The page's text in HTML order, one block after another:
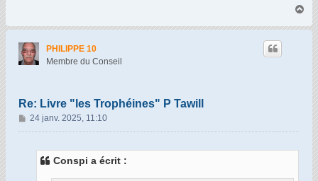
u
PHILIPPE 10
Membre du Conseil
Re: Livre "les Trophéines" P Tawill
M
e
24 janv. 2025, 11:10
Conspi a écrit :